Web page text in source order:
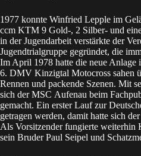
1977 konnte Winfried Lepple im
ccm KTM 9 Gold-, 2 Silber- und
in der Jugendarbeit verstärkte der
Jugendtrialgruppe gegründet, die
Im April 1978 hatte die neue Anlage
6. DMV Kinzigtal Motocross sahen
Rennen und packende Szenen. Mit
sich der MSC Aufenau beim
gemacht. Ein erster Lauf zur
getragen werden, damit hatte sich
Als Vorsitzender fungierte weiterhin
sein Bruder Paul Seipel und